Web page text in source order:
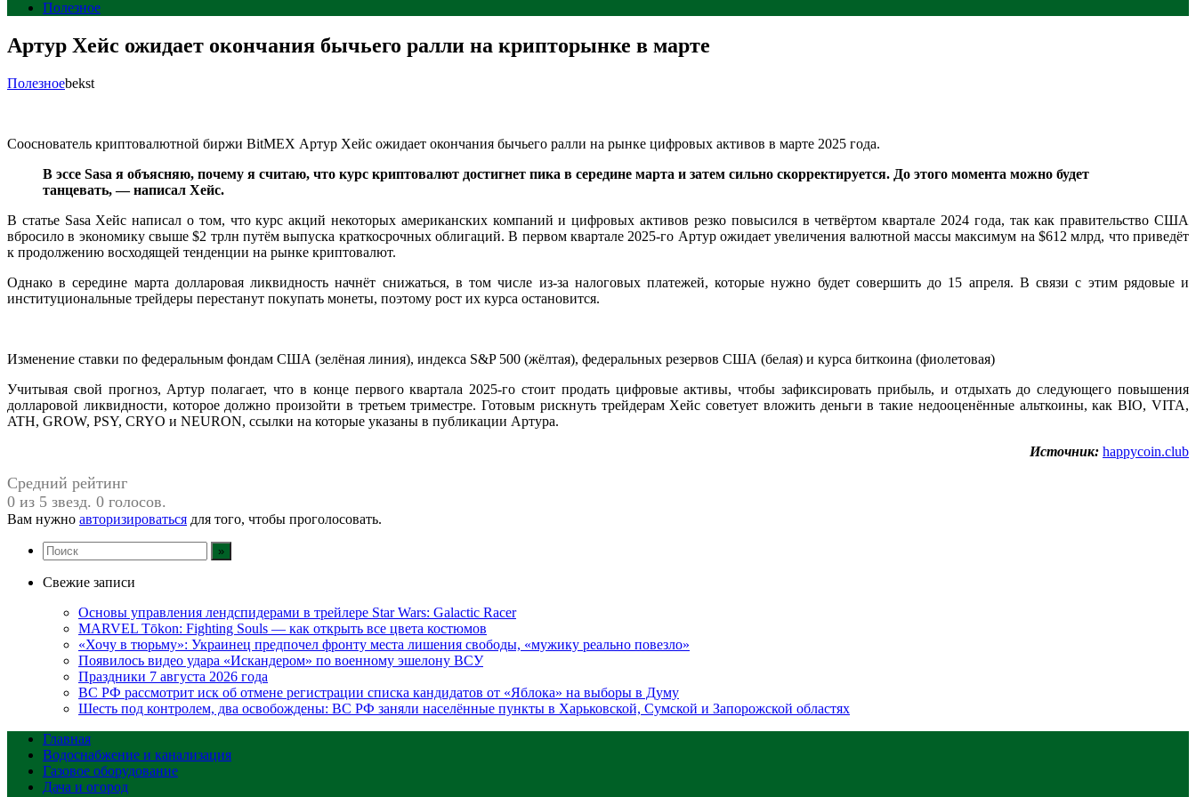
Полезное
Артур Хейс ожидает окончания бычьего ралли на крипторынке в марте
Полезноеbekst
Сооснователь криптовалютной биржи BitMEX Артур Хейс ожидает окончания бычьего ралли на рынке цифровых активов в марте 2025 года.
В эссе Sasa я объясняю, почему я считаю, что курс криптовалют достигнет пика в середине марта и затем сильно скорректируется. До этого момента можно будет
танцевать, — написал Хейс.
В статье Sasa Хейс написал о том, что курс акций некоторых американских компаний и цифровых активов резко повысился в четвёртом квартале 2024 года, так как правительство США
вбросило в экономику свыше $2 трлн путём выпуска краткосрочных облигаций. В первом квартале 2025-го Артур ожидает увеличения валютной массы максимум на $612 млрд, что приведёт
к продолжению восходящей тенденции на рынке криптовалют.
Однако в середине марта долларовая ликвидность начнёт снижаться, в том числе из-за налоговых платежей, которые нужно будет совершить до 15 апреля. В связи с этим рядовые и
институциональные трейдеры перестанут покупать монеты, поэтому рост их курса остановится.
Изменение ставки по федеральным фондам США (зелёная линия), индекса S&P 500 (жёлтая), федеральных резервов США (белая) и курса биткоина (фиолетовая)
Учитывая свой прогноз, Артур полагает, что в конце первого квартала 2025-го стоит продать цифровые активы, чтобы зафиксировать прибыль, и отдыхать до следующего повышения
долларовой ликвидности, которое должно произойти в третьем триместре. Готовым рискнуть трейдерам Хейс советует вложить деньги в такие недооценённые альткоины, как BIO, VITA,
ATH, GROW, PSY, CRYO и NEURON, ссылки на которые указаны в публикации Артура.
Источник: happycoin.club
Средний рейтинг
0 из 5 звезд. 0 голосов.
Вам нужно авторизироваться для того, чтобы проголосовать.
Свежие записи
Основы управления лендспидерами в трейлере Star Wars: Galactic Racer
MARVEL Tōkon: Fighting Souls — как открыть все цвета костюмов
«Хочу в тюрьму»: Украинец предпочел фронту места лишения свободы, «мужику реально повезло»
Появилось видео удара «Искандером» по военному эшелону ВСУ
Праздники 7 августа 2026 года
ВС РФ рассмотрит иск об отмене регистрации списка кандидатов от «Яблока» на выборы в Думу
Шесть под контролем, два освобождены: ВС РФ заняли населённые пункты в Харьковской, Сумской и Запорожской областях
Главная
Водоснабжение и канализация
Газовое оборудование
Дача и огород